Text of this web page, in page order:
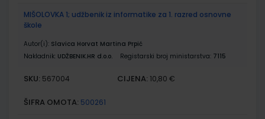
MIŠOLOVKA 1; udžbenik iz informatike za 1. razred osnovne
škole
Autor(i): Slavica Horvat Martina Prpić
Nakladnik: UDŽBENIK.HR d.o.o. Registarski broj ministarstva: 7115
SKU: 567004 CIJENA: 10,80 €
ŠIFRA OMOTA: 500261